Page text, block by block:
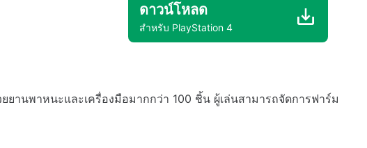
ดาวน์โหลด
สำหรับ PlayStation 4
านพาหนะและเครื่องมือมากกว่า 100 ชิ้น ผู้เล่นสามารถจัดการฟาร์ม